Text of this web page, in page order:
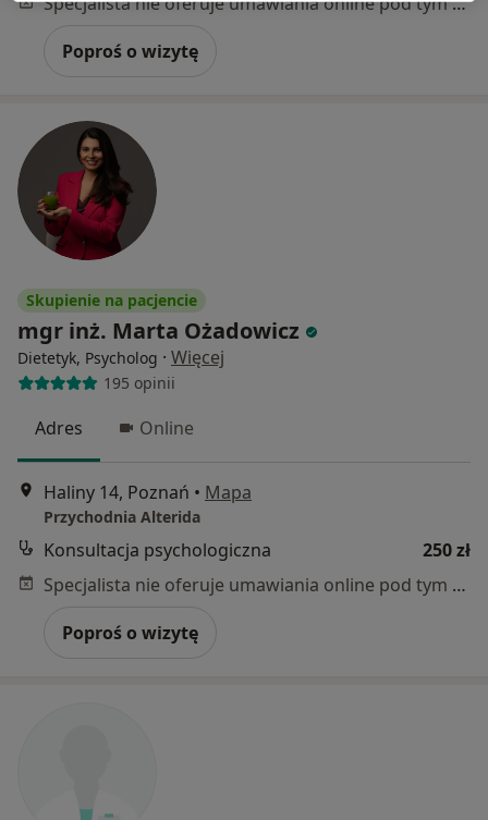
Poproś o wizytę
Skupienie na pacjencie
mgr inż. Marta Ożadowicz
Dietetyk, Psycholog · Więcej
195 opinii
Adres Online
Haliny 14, Poznań • Mapa
Przychodnia Alterida
Konsultacja psychologiczna
250 zł
Specjalista nie oferuje umawiania online pod tym adresem.
Poproś o wizytę